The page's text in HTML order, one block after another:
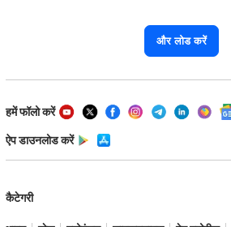
और लोड करें
हमें फॉलो करें
ऐप डाउनलोड करें
कैटेगरी